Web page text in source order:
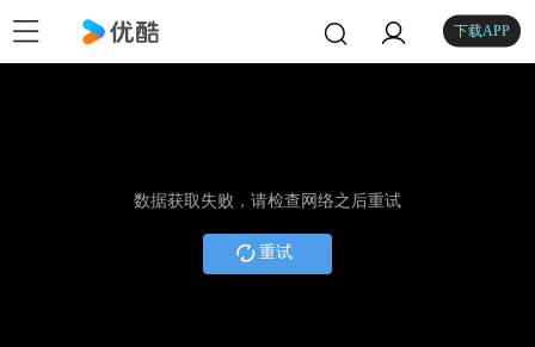
下载APP
数据获取失败，请检查网络之后重试
重试